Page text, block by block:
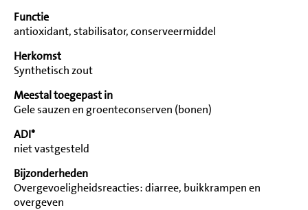
Functie
antioxidant, stabilisator, conserveermiddel
Herkomst
Synthetisch zout
Meestal toegepast in
Gele sauzen en groenteconserven (bonen)
ADI*
niet vastgesteld
Bijzonderheden
Overgevoeligheidsreacties: diarree, buikkrampen en
overgeven